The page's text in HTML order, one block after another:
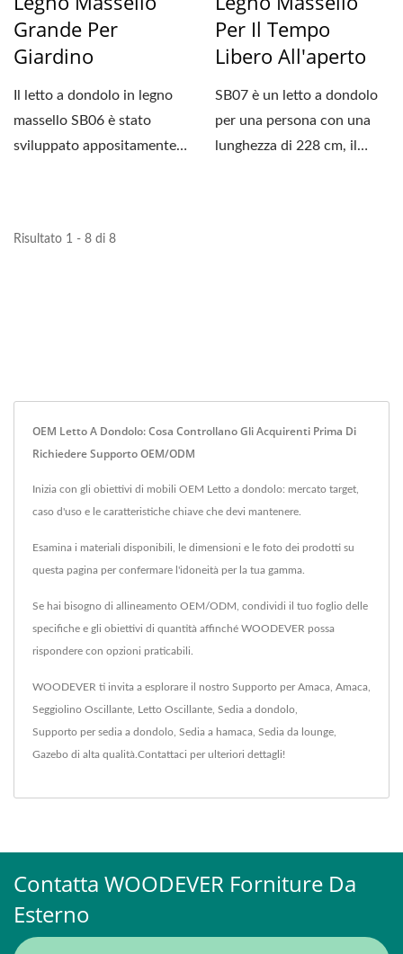
Grande Per
Giardino
Il letto a dondolo in legno
massello SB06 è stato
sviluppato appositamente
Per Il Tempo
Libero All'aperto
SB07 è un letto a dondolo
per una persona con una
lunghezza di 228 cm, il
Risultato 1 - 8 di 8
OEM Letto A Dondolo: Cosa Controllano Gli Acquirenti Prima Di
Richiedere Supporto OEM/ODM
Inizia con gli obiettivi di mobili OEM Letto a dondolo: mercato target,
caso d'uso e le caratteristiche chiave che devi mantenere.
Esamina i materiali disponibili, le dimensioni e le foto dei prodotti su
questa pagina per confermare l'idoneità per la tua gamma.
Se hai bisogno di allineamento OEM/ODM, condividi il tuo foglio delle
specifiche e gli obiettivi di quantità affinché WOODEVER possa
rispondere con opzioni praticabili.
WOODEVER ti invita a esplorare il nostro Supporto per Amaca Amaca
Seggiolino Oscillante Letto Oscillante Sedia a dondolo
Supporto per sedia a dondolo Sedia a hamaca Sedia da lounge
Gazebo di alta qualità. Contattaci per ulteriori dettagli!
Contatta WOODEVER Forniture Da
Esterno